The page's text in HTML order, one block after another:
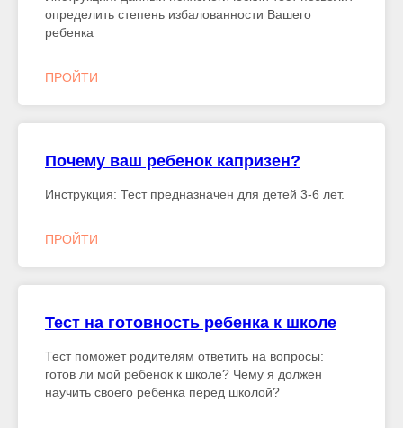
определить степень избалованности Вашего
ребенка
ПРОЙТИ
Почему ваш ребенок капризен?
Инструкция: Тест предназначен для детей 3-6 лет.
ПРОЙТИ
Тест на готовность ребенка к школе
Тест поможет родителям ответить на вопросы:
готов ли мой ребенок к школе? Чему я должен
научить своего ребенка перед школой?